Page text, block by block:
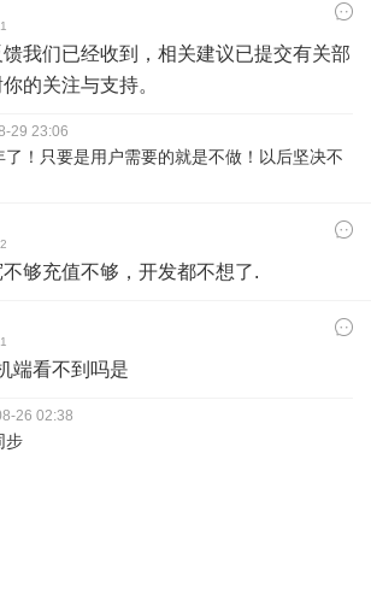
我们已经收到，相关建议已提交有关部
的关注与支持。
29 23:06
了！只要是用户需要的就是不做！以后坚决不
够充值不够，开发都不想了.
端看不到吗是
26 02:38
步